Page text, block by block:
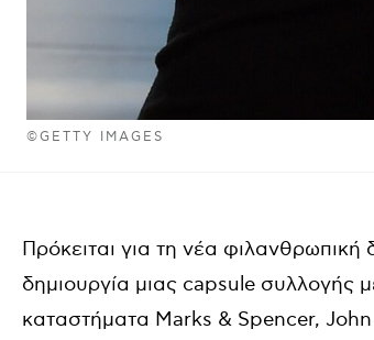
©GETTY IMAGES
Πρόκειται για τη νέα φιλανθρωπική
δημιουργία μιας capsule συλλογής
καταστήματα Marks & Spencer,